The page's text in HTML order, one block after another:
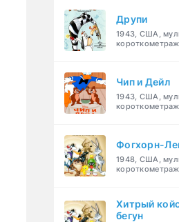
Друпи
1943, США,
Чип и Дейл
1943, США,
Фогхорн-
1948, США,
Хитрый
бегун